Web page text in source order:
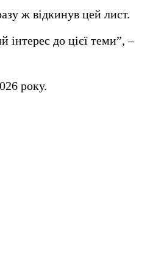
ж відкинув цей лист.
інтерес до цієї теми”, –
року.